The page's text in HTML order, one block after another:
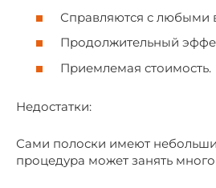
Справляются с любыми
Продолжительный
Приемлемая стоимость.
Недостатки:
Сами полоски имеют
процедура может занять